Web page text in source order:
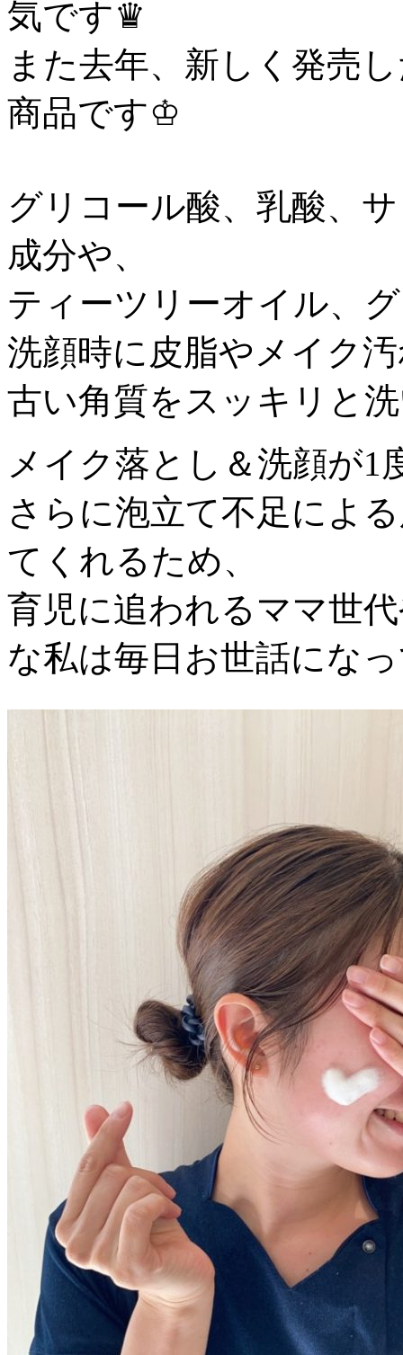
気です♛
また去年、新しく発売
商品です♔
グリコール酸、乳酸、
成分や、
ティーツリーオイル、
洗顔時に皮脂やメイク
古い角質をスッキリと
メイク落とし＆洗顔が1
さらに泡立て不足によ
てくれるため、
育児に追われるママ世
な私は毎日お世話にな